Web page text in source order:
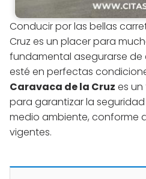
Conducir por las bellas
Cruz es un placer para
fundamental asegurarse de
esté en perfectas
Caravaca de la Cruz es
para garantizar la
medio ambiente, conforme
vigentes.